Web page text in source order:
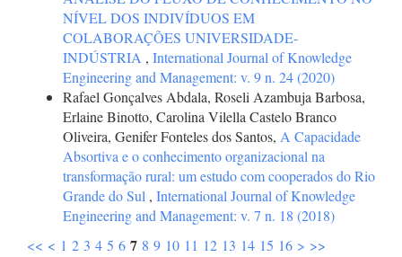
NÍVEL DOS INDIVÍDUOS EM
COLABORAÇÕES UNIVERSIDADE-
INDÚSTRIA , International Journal of Knowledge
Engineering and Management: v. 9 n. 24 (2020)
Rafael Gonçalves Abdala, Roseli Azambuja Barbosa,
Erlaine Binotto, Carolina Vilella Castelo Branco
Oliveira, Genifer Fonteles dos Santos, A Capacidade
Absortiva e o conhecimento organizacional na
transformação rural: um estudo com cooperados do Rio
Grande do Sul , International Journal of Knowledge
Engineering and Management: v. 7 n. 18 (2018)
<< < 1 2 3 4 5 6 7 8 9 10 11 12 13 14 15 16 > >>